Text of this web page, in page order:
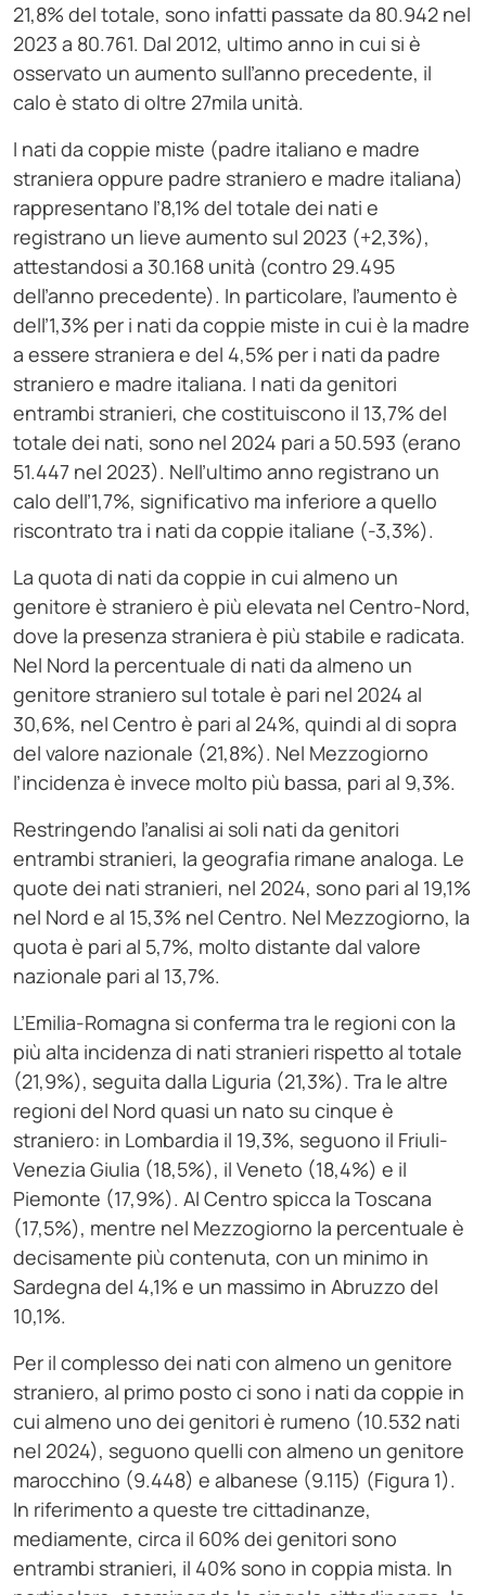
21,8% del totale, sono infatti passate da 80.942 nel
2023 a 80.761. Dal 2012, ultimo anno in cui si è
osservato un aumento sull’anno precedente, il
calo è stato di oltre 27mila unità.
I nati da coppie miste (padre italiano e madre
straniera oppure padre straniero e madre italiana)
rappresentano l’8,1% del totale dei nati e
registrano un lieve aumento sul 2023 (+2,3%),
attestandosi a 30.168 unità (contro 29.495
dell’anno precedente). In particolare, l’aumento è
dell’1,3% per i nati da coppie miste in cui è la madre
a essere straniera e del 4,5% per i nati da padre
straniero e madre italiana. I nati da genitori
entrambi stranieri, che costituiscono il 13,7% del
totale dei nati, sono nel 2024 pari a 50.593 (erano
51.447 nel 2023). Nell’ultimo anno registrano un
calo dell’1,7%, significativo ma inferiore a quello
riscontrato tra i nati da coppie italiane (-3,3%).
La quota di nati da coppie in cui almeno un
genitore è straniero è più elevata nel Centro-Nord,
dove la presenza straniera è più stabile e radicata.
Nel Nord la percentuale di nati da almeno un
genitore straniero sul totale è pari nel 2024 al
30,6%, nel Centro è pari al 24%, quindi al di sopra
del valore nazionale (21,8%). Nel Mezzogiorno
l’incidenza è invece molto più bassa, pari al 9,3%.
Restringendo l’analisi ai soli nati da genitori
entrambi stranieri, la geografia rimane analoga. Le
quote dei nati stranieri, nel 2024, sono pari al 19,1%
nel Nord e al 15,3% nel Centro. Nel Mezzogiorno, la
quota è pari al 5,7%, molto distante dal valore
nazionale pari al 13,7%.
L’Emilia-Romagna si conferma tra le regioni con la
più alta incidenza di nati stranieri rispetto al totale
(21,9%), seguita dalla Liguria (21,3%). Tra le altre
regioni del Nord quasi un nato su cinque è
straniero: in Lombardia il 19,3%, seguono il Friuli-
Venezia Giulia (18,5%), il Veneto (18,4%) e il
Piemonte (17,9%). Al Centro spicca la Toscana
(17,5%), mentre nel Mezzogiorno la percentuale è
decisamente più contenuta, con un minimo in
Sardegna del 4,1% e un massimo in Abruzzo del
10,1%.
Per il complesso dei nati con almeno un genitore
straniero, al primo posto ci sono i nati da coppie in
cui almeno uno dei genitori è rumeno (10.532 nati
nel 2024), seguono quelli con almeno un genitore
marocchino (9.448) e albanese (9.115) (Figura 1).
In riferimento a queste tre cittadinanze,
mediamente, circa il 60% dei genitori sono
entrambi stranieri, il 40% sono in coppia mista. In